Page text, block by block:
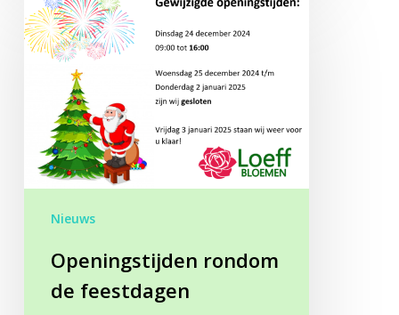
rondom
de
feestdagen
Nieuws
Openingstijden rondom
de feestdagen